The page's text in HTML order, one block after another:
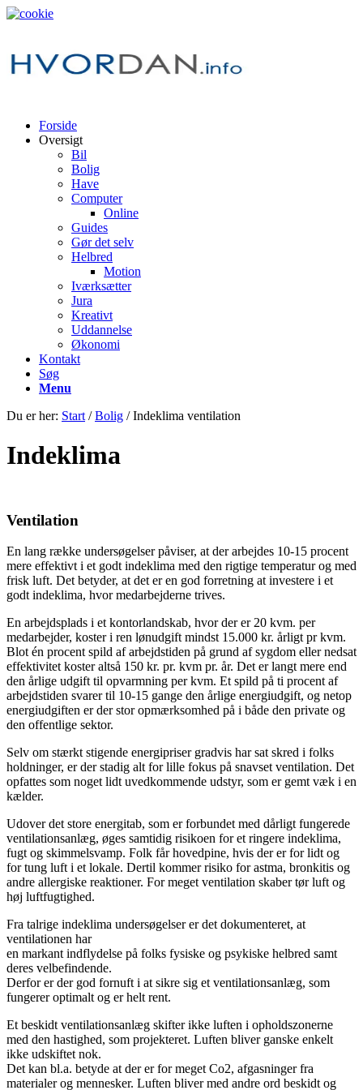
Forside
Oversigt
Bil
Bolig
Have
Computer
Online
Guides
Gør det selv
Helbred
Motion
Iværksætter
Jura
Kreativt
Uddannelse
Økonomi
Kontakt
Søg
Menu
Du er her: Start / Bolig / Indeklima ventilation
Indeklima
Ventilation
En lang række undersøgelser påviser, at der arbejdes 10-15 procent
mere effektivt i et godt indeklima med den rigtige temperatur og med
frisk luft. Det betyder, at det er en god forretning at investere i et
godt indeklima, hvor medarbejderne trives.
En arbejdsplads i et kontorlandskab, hvor der er 20 kvm. per
medarbejder, koster i ren lønudgift mindst 15.000 kr. årligt pr kvm.
Blot én procent spild af arbejdstiden på grund af sygdom eller nedsat
effektivitet koster altså 150 kr. pr. kvm pr. år. Det er langt mere end
den årlige udgift til opvarmning per kvm. Et spild på ti procent af
arbejdstiden svarer til 10-15 gange den årlige energiudgift, og netop
energiudgiften er der stor opmærksomhed på i både den private og
den offentlige sektor.
Selv om stærkt stigende energipriser gradvis har sat skred i folks
holdninger, er der stadig alt for lille fokus på snavset ventilation. Det
opfattes som noget lidt uvedkommende udstyr, som er gemt væk i en
kælder.
Udover det store energitab, som er forbundet med dårligt fungerede
ventilationsanlæg, øges samtidig risikoen for et ringere indeklima,
fugt og skimmelsvamp. Folk får hovedpine, hvis der er for lidt og
for tung luft i et lokale. Dertil kommer risiko for astma, bronkitis og
andre allergiske reaktioner. For meget ventilation skaber tør luft og
høj luftfugtighed.
Fra talrige indeklima undersøgelser er det dokumenteret, at
ventilationen har
en markant indflydelse på folks fysiske og psykiske helbred samt
deres velbefindende.
Derfor er der god fornuft i at sikre sig et ventilationsanlæg, som
fungerer optimalt og er helt rent.
Et beskidt ventilationsanlæg skifter ikke luften i opholdszonerne
med den hastighed, som projekteret. Luften bliver ganske enkelt
ikke udskiftet nok.
Det kan bl.a. betyde at der er for meget Co2, afgasninger fra
materialer og mennesker. Luften bliver med andre ord beskidt og